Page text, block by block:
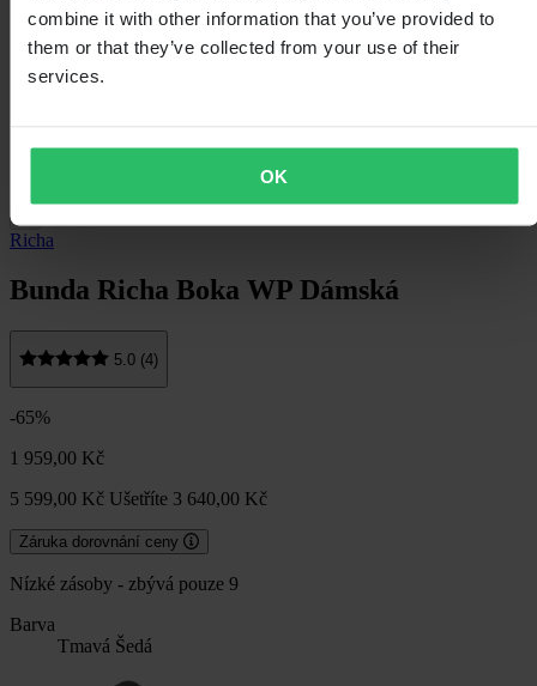
combine it with other information that you’ve provided to
them or that they’ve collected from your use of their
services.
OK
Richa
Bunda Richa Boka WP Dámská
5.0 (4)
-65%
1 959,00 Kč
5 599,00 Kč Ušetříte 3 640,00 Kč
Záruka dorovnání ceny
Nízké zásoby - zbývá pouze 9
Barva
Tmavá Šedá